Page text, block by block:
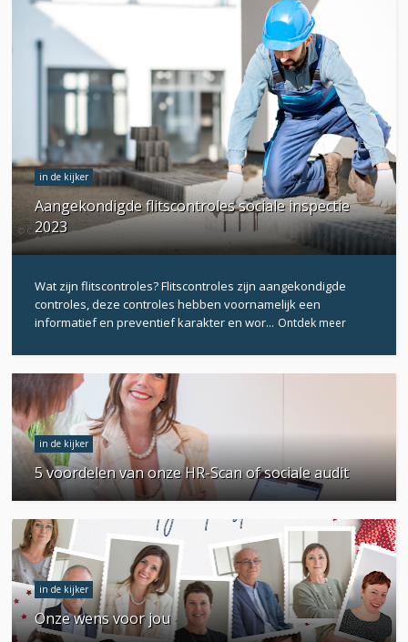
in de kijker
Aangekondigde flitscontroles sociale inspectie
2023
Wat zijn flitscontroles? Flitscontroles zijn aangekondigde
controles, deze controles hebben voornamelijk een
informatief en preventief karakter en wor... Ontdek meer
in de kijker
5 voordelen van onze HR-Scan of sociale audit
in de kijker
Onze wens voor jou